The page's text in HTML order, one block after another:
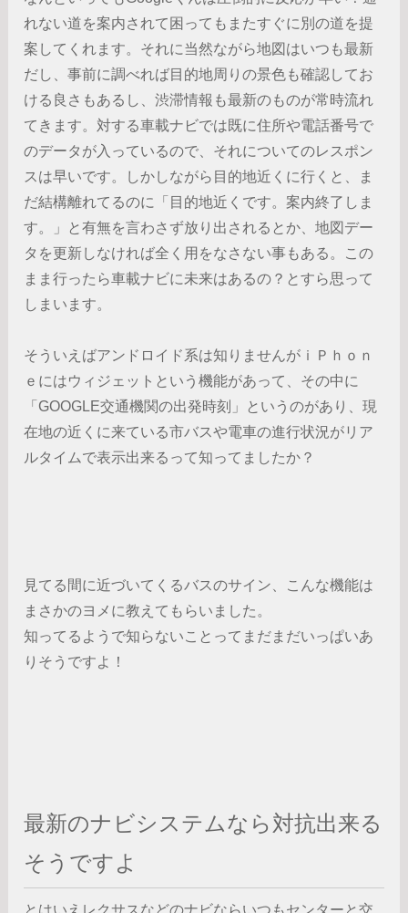
れない道を案内されて困ってもまたすぐに別の道を提
案してくれます。それに当然ながら地図はいつも最新
だし、事前に調べれば目的地周りの景色も確認してお
ける良さもあるし、渋滞情報も最新のものが常時流れ
てきます。対する車載ナビでは既に住所や電話番号で
のデータが入っているので、それについてのレスポン
スは早いです。しかしながら目的地近くに行くと、ま
だ結構離れてるのに「目的地近くです。案内終了しま
す。」と有無を言わさず放り出されるとか、地図デー
タを更新しなければ全く用をなさない事もある。この
まま行ったら車載ナビに未来はあるの？とすら思って
しまいます。
そういえばアンドロイド系は知りませんがｉＰｈｏｎ
ｅにはウィジェットという機能があって、その中に
「GOOGLE交通機関の出発時刻」というのがあり、現
在地の近くに来ている市バスや電車の進行状況がリア
ルタイムで表示出来るって知ってましたか？
見てる間に近づいてくるバスのサイン、こんな機能は
まさかのヨメに教えてもらいました。
知ってるようで知らないことってまだまだいっぱいあ
りそうですよ！
最新のナビシステムなら対抗出来る
そうですよ
とはいえレクサスなどのナビならいつもセンターと交